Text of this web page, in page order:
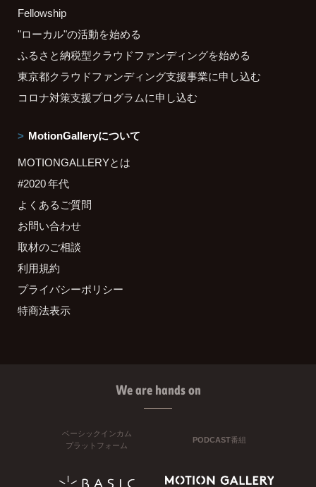
Fellowship
"ローカル"の活動を始める
ふるさと納税型クラウドファンディングを始める
東京都クラウドファンディング支援事業に申し込む
コロナ対策支援プログラムに申し込む
MotionGalleryについて
MOTIONGALLERYとは
#2020 年代
よくあるご質問
お問い合わせ
取材のご相談
利用規約
プライバシーポリシー
特商法表示
We are hands on
ベーシックインカム
プラットフォーム
PODCAST番組